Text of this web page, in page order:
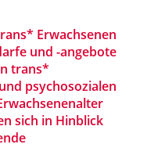
Erwachsenen
und -angebote
trans*
psychosozialen
sich in Hinblick